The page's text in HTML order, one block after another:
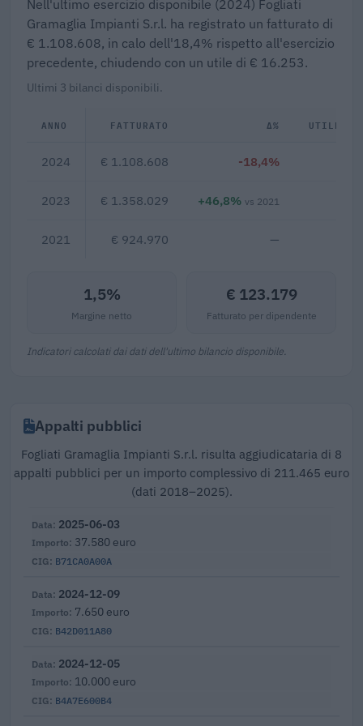
Nell'ultimo esercizio disponibile (2024) Fogliati
Gramaglia Impianti S.r.l. ha registrato un fatturato di
€ 1.108.608, in calo dell'18,4% rispetto all'esercizio
precedente, chiudendo con un utile di € 16.253.
Ultimi 3 bilanci disponibili.
ANNO FATTURATO Δ% UTILE/
2024 € 1.108.608 -18,4%
2023 € 1.358.029 +46,8% vs 2021
2021 € 924.970 —
1,5%
Margine netto
€ 123.179
Fatturato per dipendente
Indicatori calcolati dai dati dell'ultimo bilancio disponibile.
Appalti pubblici
Fogliati Gramaglia Impianti S.r.l. risulta aggiudicataria di 8
appalti pubblici per un importo complessivo di 211.465 euro
(dati 2018–2025).
B71CA0A00A
2025-06-03
37.580 euro
B42D011A80
2024-12-09
7.650 euro
B4A7E600B4
2024-12-05
10.000 euro